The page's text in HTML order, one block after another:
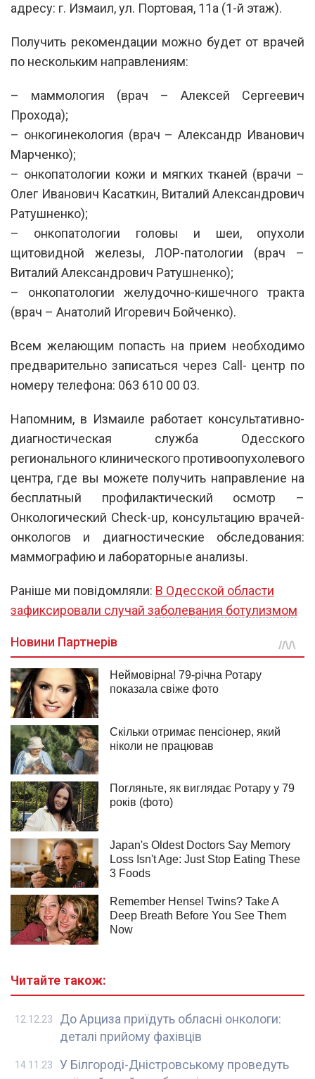
адресу: г. Измаил, ул. Портовая, 11а (1-й этаж).
Получить рекомендации можно будет от врачей
по нескольким направлениям:
– маммология (врач – Алексей Сергеевич
Прохода);
– онкогинекология (врач – Александр Иванович
Марченко);
– онкопатологии кожи и мягких тканей (врачи –
Олег Иванович Касаткин, Виталий Александрович
Ратушненко);
– онкопатологии головы и шеи, опухоли
щитовидной железы, ЛОР-патологии (врач –
Виталий Александрович Ратушненко);
– онкопатологии желудочно-кишечного тракта
(врач – Анатолий Игоревич Бойченко).
Всем желающим попасть на прием необходимо
предварительно записаться через Call- центр по
номеру телефона: 063 610 00 03.
Напомним, в Измаиле работает консультативно-
диагностическая служба Одесского
регионального клинического противоопухолевого
центра, где вы можете получить направление на
бесплатный профилактический осмотр –
Онкологический Check-up, консультацию врачей-
онкологов и диагностические обследования:
маммографию и лабораторные анализы.
Раніше ми повідомляли: В Одесской области
зафиксировали случай заболевания ботулизмом
Читайте також:
До Арциза приїдуть обласні онкологи:
деталі прийому фахівців
12.12.23
У Білгороді-Дністровському проведуть
14.11.23